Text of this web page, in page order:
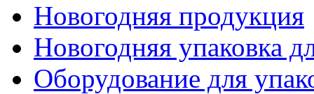
Новогодняя продукция
Новогодняя упаковка
Оборудование для